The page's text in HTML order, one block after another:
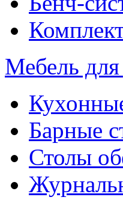
Мебель
Барные
Столы